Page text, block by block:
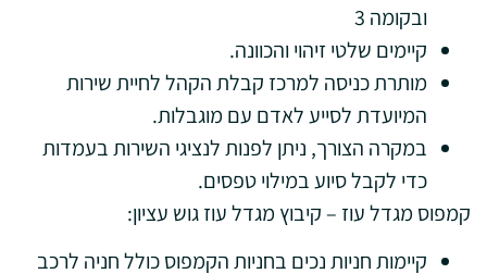
ובקומה 3
קיימים שלטי זיהוי והכוונה.
מותרת כניסה למרכז קבלת הקהל לחיית שירות
המיועדת לסייע לאדם עם מוגבלות.
במקרה הצורך, ניתן לפנות לנציגי השירות בעמדות
כדי לקבל סיוע במילוי טפסים.
קמפוס מגדל עוז – קיבוץ מגדל עוז גוש עציון:
קיימות חניות נכים בחניות הקמפוס כולל חניה לרכב